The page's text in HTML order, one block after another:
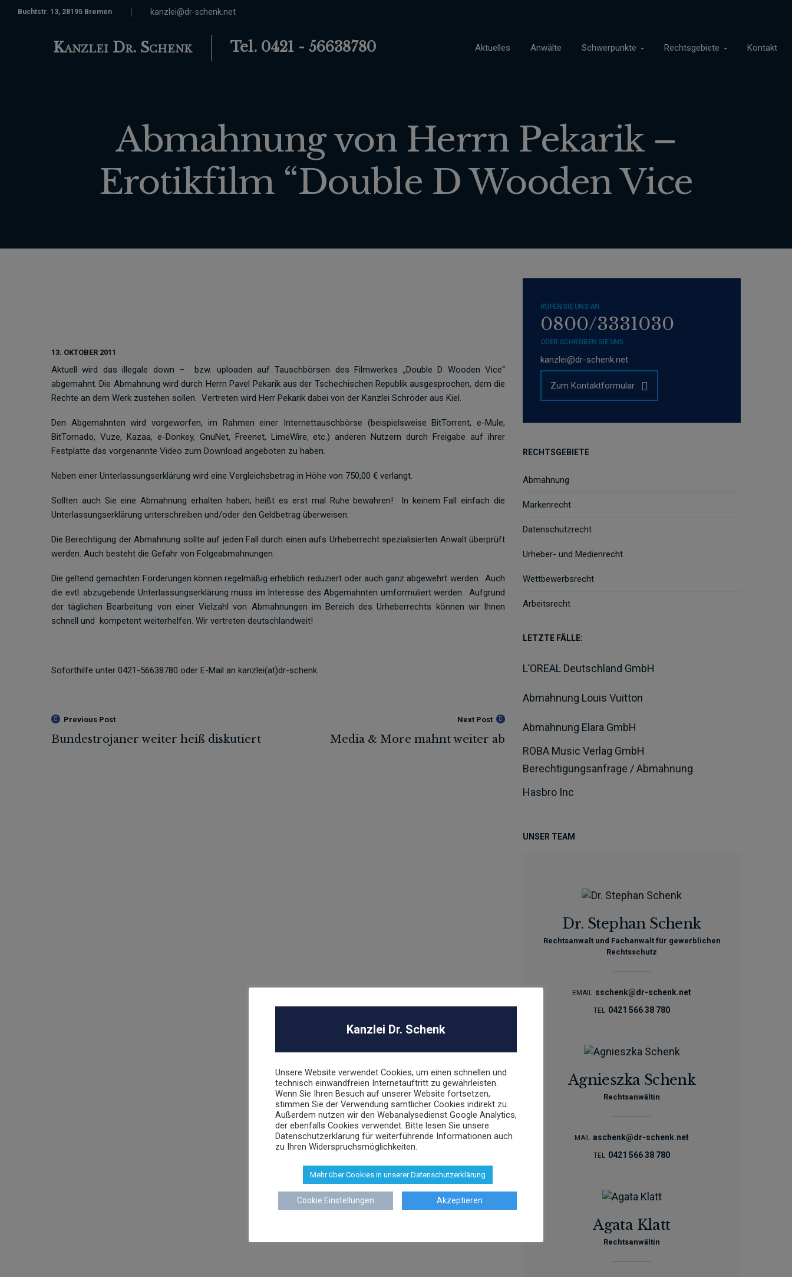
Buchtstr. 13, 28195 Bremen kanzlei@dr-schenk.net
Kanzlei Dr. Schenk Tel. 0421 - 56638780 Aktuelles Anwälte Schwerpunkte Rechtsgebiete Kontakt
Abmahnung von Herrn Pekarik –
Erotikfilm “Double D Wooden Vice
13. OKTOBER 2011
Aktuell wird das illegale down –
bzw. uploaden auf Tauschbörsen des Filmwerkes „Double D Wooden Vice“
abgemahnt. Die Abmahnung wird durch Herrn Pavel Pekarik aus der Tschechischen Republik ausgesprochen, dem die
Rechte an dem Werk zustehen sollen. Vertreten wird Herr Pekarik dabei von der Kanzlei Schröder aus Kiel.
Den Abgemahnten wird vorgeworfen, im Rahmen einer Internettauschbörse (beispielsweise BitTorrent, e-Mule,
BitTornado, Vuze, Kazaa, e-Donkey, GnuNet, Freenet, LimeWire, etc.) anderen Nutzern durch Freigabe auf ihrer
Festplatte das vorgenannte Video zum Download angeboten zu haben.
Neben einer Unterlassungserklärung wird eine Vergleichsbetrag in Höhe von 750,00 € verlangt.
Sollten auch Sie eine Abmahnung erhalten haben, heißt es erst mal Ruhe bewahren!
In keinem Fall einfach die
Unterlassungserklärung unterschreiben und/oder den Geldbetrag überweisen.
Die Berechtigung der Abmahnung sollte auf jeden Fall durch einen aufs Urheberrecht spezialisierten Anwalt überprüft
werden. Auch besteht die Gefahr von Folgeabmahnungen.
Die geltend gemachten Forderungen können regelmäßig erheblich reduziert oder auch ganz abgewehrt werden. Auch
die evtl. abzugebende Unterlassungserklärung muss im Interesse des Abgemahnten umformuliert werden. Aufgrund
der täglichen Bearbeitung von einer Vielzahl von Abmahnungen im Bereich des Urheberrechts können wir Ihnen
schnell und kompetent weiterhelfen. Wir vertreten deutschlandweit!
Soforthilfe unter 0421-56638780 oder E-Mail an kanzlei(at)dr-schenk.
Previous Post Next Post
RUFEN SIE UNS AN
0800/3331030
ODER SCHREIBEN SIE UNS
kanzlei@dr-schenk.net
Zum Kontaktformular
RECHTSGEBIETE
Abmahnung
Markenrecht
Datenschutzrecht
Urheber- und Medienrecht
Wettbewerbsrecht
Arbeitsrecht
LETZTE FÄLLE:
L’OREAL Deutschland GmbH
Abmahnung Louis Vuitton
Abmahnung Elara GmbH
ROBA Music Verlag GmbH
Berechtigungsanfrage / Abmahnung
Hasbro Inc
UNSER TEAM
Dr. Stephan Schenk
Rechtsanwalt und Fachanwalt für gewerblichen
Rechtsschutz
EMAIL sschenk@dr-schenk.net
TEL 0421 566 38 780
Agnieszka Schenk
Rechtsanwältin
MAIL aschenk@dr-schenk.net
TEL 0421 566 38 780
Agata Klatt
Rechtsanwältin
Kanzlei Dr. Schenk
Unsere Website verwendet Cookies, um einen schnellen und
technisch einwandfreien Internetauftritt zu gewährleisten.
Wenn Sie Ihren Besuch auf unserer Website fortsetzen,
stimmen Sie der Verwendung sämtlicher Cookies indirekt zu.
Außerdem nutzen wir den Webanalysedienst Google Analytics,
der ebenfalls Cookies verwendet. Bitte lesen Sie unsere
Datenschutzerklärung für weiterführende Informationen auch
zu Ihren Widerspruchsmöglichkeiten.
Mehr über Cookies in unserer Datenschutzerklärung
Cookie Einstellungen Akzeptieren